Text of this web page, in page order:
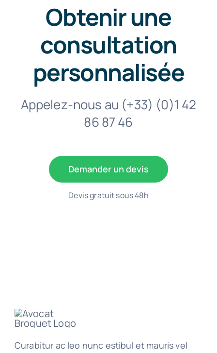
Obtenir une
consultation
personnalisée
Appelez-nous au (+33) (0)1 42
86 87 46
Demander un devis
Devis gratuit sous 48h
Curabitur ac leo nunc estibul et mauris vel